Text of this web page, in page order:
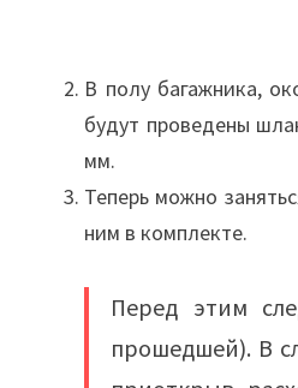
В полу багажника,
будут проведены
мм.
Теперь можно
ним в комплекте.
Перед этим
прошедшей). В